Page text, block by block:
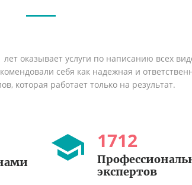
оказывает услуги по написанию всех
себя как надежная и
которая работает только на результат.
1712
экспертов